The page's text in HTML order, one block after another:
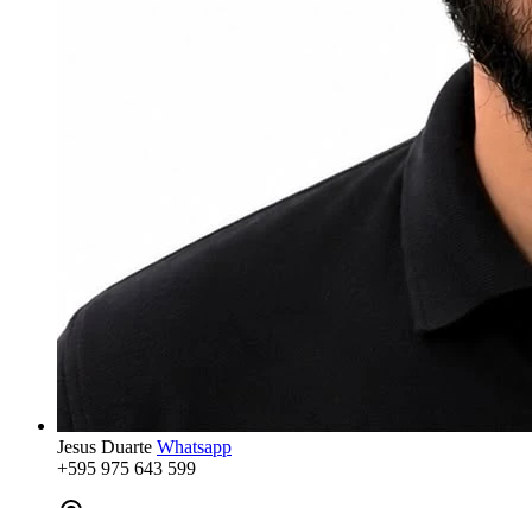
Jesus Duarte Whatsapp
+595 975 643 599